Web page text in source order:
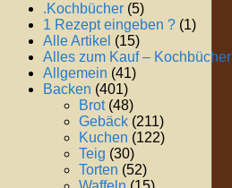
.Kochbücher (5)
1 Rezept eingeben ? (1)
Alle Artikel (15)
Alles zum Kauf – Kochbücher
Allgemein (41)
Backen (401)
Brot(48)
Gebäck (211)
Kuchen (122)
Teig (30)
Torten (52)